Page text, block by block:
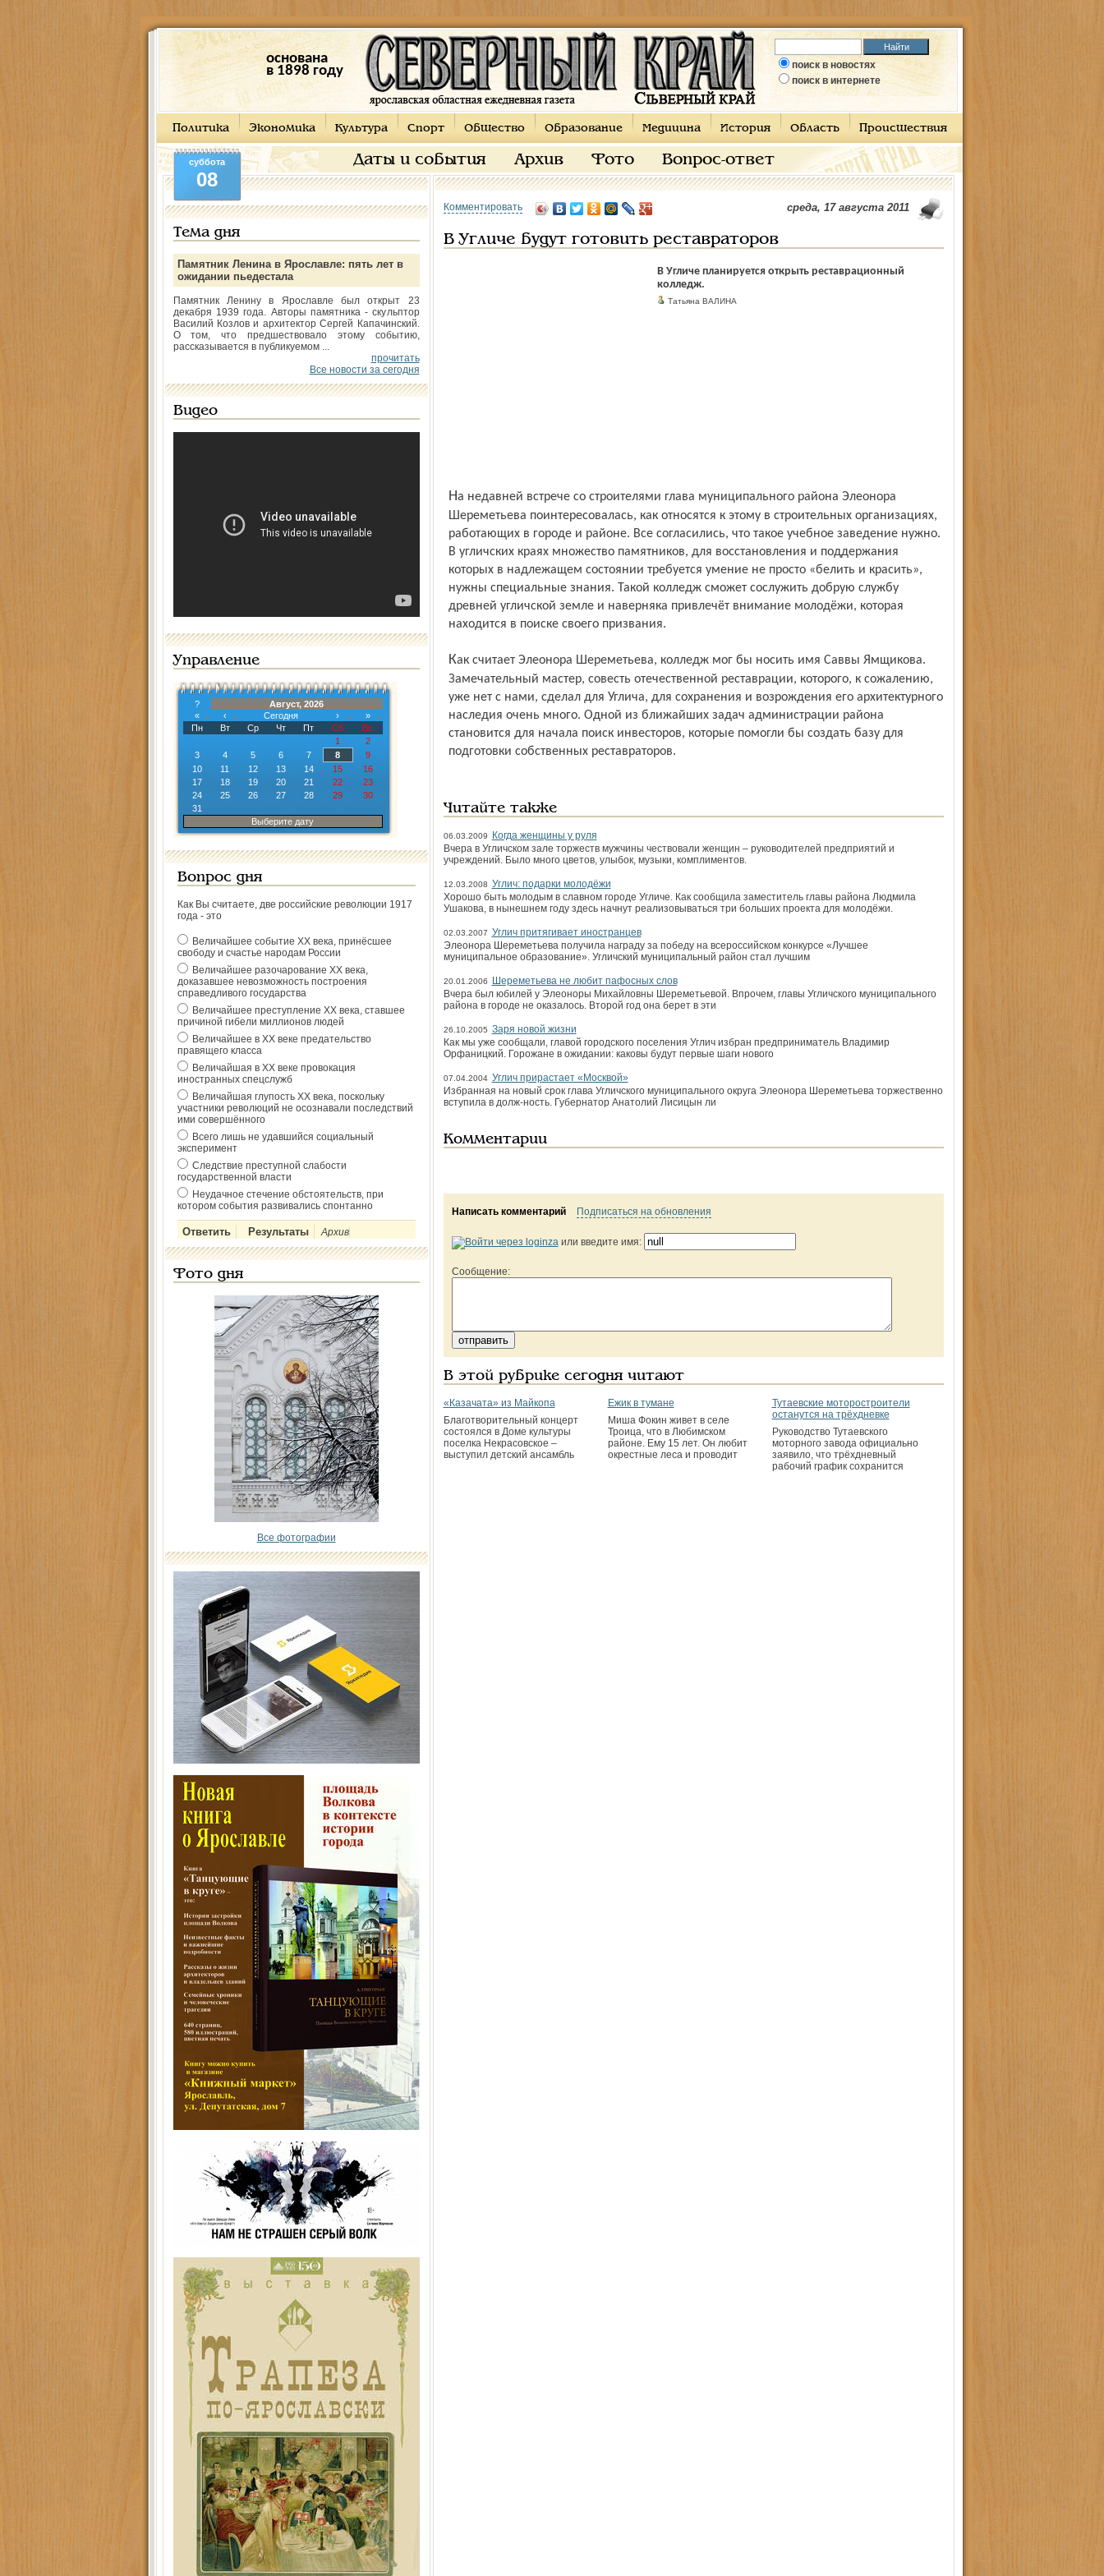
основана
в 1898 году
поиск в новостях
поиск в интернете
Политика Экономика Культура Спорт Общество Образование Медицина История Область Происшествия
Даты и события Архив Фото Вопрос-ответ
суббота
08
Тема дня
Памятник Ленина в Ярославле: пять лет в
ожидании пьедестала
Памятник Ленину в Ярославле был открыт 23
декабря 1939 года. Авторы памятника - скульптор
Василий Козлов и архитектор Сергей Капачинский.
О том, что предшествовало этому событию,
рассказывается в публикуемом ...
прочитать
Все новости за сегодня
Видео
Управление
?
Август, 2026
«
‹ Сегодня ›
»
Пн
Вт Ср Чт Пт Сб
Вс
1
2
3
4 5 6 7 8
9
10
11 12 13 14 15
16
17
18 19 20 21 22
23
24
25 26 27 28 29
30
31
Выберите дату
Вопрос дня
Как Вы считаете, две российские революции 1917
года - это
Величайшее событие ХХ века, принёсшее
свободу и счастье народам России
Величайшее разочарование ХХ века,
доказавшее невозможность построения
справедливого государства
Величайшее преступление ХХ века, ставшее
причиной гибели миллионов людей
Величайшее в ХХ веке предательство
правящего класса
Величайшая в ХХ веке провокация
иностранных спецслужб
Величайшая глупость ХХ века, поскольку
участники революций не осознавали последствий
ими совершённого
Всего лишь не удавшийся социальный
эксперимент
Следствие преступной слабости
государственной власти
Неудачное стечение обстоятельств, при
котором события развивались спонтанно
Архив
Фото дня
Все фотографии
Комментировать среда, 17 августа 2011
В Угличе будут готовить реставраторов
В Угличе планируется открыть реставрационный
колледж.
Татьяна ВАЛИНА
На недавней встрече со строителями глава муниципального района Элеонора
Шереметьева поинтересовалась, как относятся к этому в строительных организациях,
работающих в городе и районе. Все согласились, что такое учебное заведение нужно.
В угличских краях множество памятников, для восстановления и под­держания
которых в надлежащем состоянии требуется умение не просто «белить и красить»,
нужны специальные знания. Такой колледж сможет сослужить добрую службу
древней угличской земле и наверняка привлечёт внимание молодёжи, которая
находится в поиске своего призвания.
Как считает Элеонора Шереметьева, колледж мог бы носить имя Саввы Ямщикова.
Замечательный мастер, совесть отечественной реставрации, которого, к сожалению,
уже нет с нами, сделал для Углича, для сохранения и возрождения его архитектурного
наследия очень много. Одной из ближайших задач администрации района
становится для начала поиск инвесторов, которые помогли бы создать базу для
подготовки собственных реставраторов.
Читайте также
06.03.2009
Когда женщины у руля
Вчера в Угличском зале торжеств мужчины чествовали женщин – руководителей предприятий и
учреждений. Было много цветов, улыбок, музыки, комплиментов.
12.03.2008 Углич: подарки молодёжи
Хорошо быть молодым в славном городе Угличе. Как сообщила заместитель главы района Людмила
Ушакова, в нынешнем году здесь начнут реализовываться три больших проекта для молодёжи.
02.03.2007 Углич притягивает иностранцев
Элеонора Шереметьева получила награду за победу на всероссийском конкурсе «Лучшее
муниципальное образование». Угличский муниципальный район стал лучшим
20.01.2006
Шереметьева не любит пафосных слов
Вчера был юбилей у Элеоноры Михайловны Шереметьевой. Впрочем, главы Угличского муниципального
района в городе не оказалось. Второй год она берет в эти
26.10.2005 Заря новой жизни
Как мы уже сообщали, главой городского поселения Углич избран предприниматель Владимир
Орфаницкий. Горожане в ожидании: каковы будут первые шаги нового
07.04.2004 Углич прирастает «Москвой»
Избранная на новый срок глава Угличского муниципального округа Элеонора Шереметьева торжественно
вступила в долж-ность. Губернатор Анатолий Лисицын ли
Комментарии
Написать комментарий Подписаться на обновления
или введите имя:
Сообщение:
В этой рубрике сегодня читают
«Казачата» из Майкопа
Благотворительный концерт
состоялся в Доме культуры
поселка Некрасовское –
выступил детский ансамбль
Ежик в тумане
Миша Фокин живет в селе
Троица, что в Любимском
районе. Ему 15 лет. Он любит
окрестные леса и проводит
Тутаевские моторостроители
останутся на трёхдневке
Руководство Тутаевского
моторного завода официально
заявило, что трёхдневный
рабочий график сохранится